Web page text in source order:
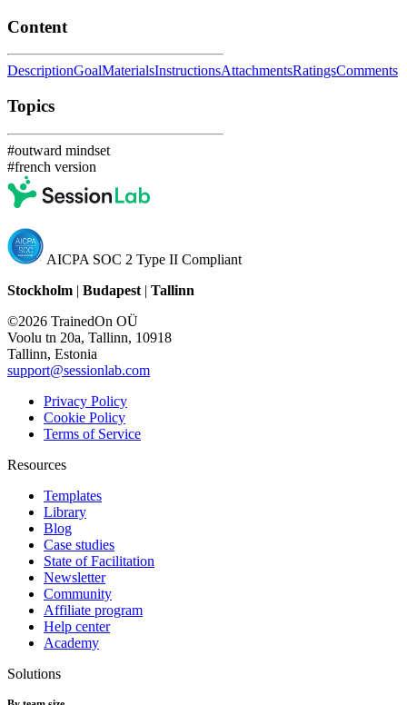
Content
DescriptionGoalMaterialsInstructionsAttachmentsRatingsComments
Topics
#outward mindset
#french version
AICPA SOC 2 Type II Compliant
Stockholm | Budapest | Tallinn
©2026 TrainedOn OÜ
Voolu tn 20a, Tallinn, 10918
Tallinn, Estonia
support@sessionlab.com
Privacy Policy
Cookie Policy
Terms of Service
Resources
Templates
Library
Blog
Case studies
State of Facilitation
Newsletter
Community
Affiliate program
Help center
Academy
Solutions